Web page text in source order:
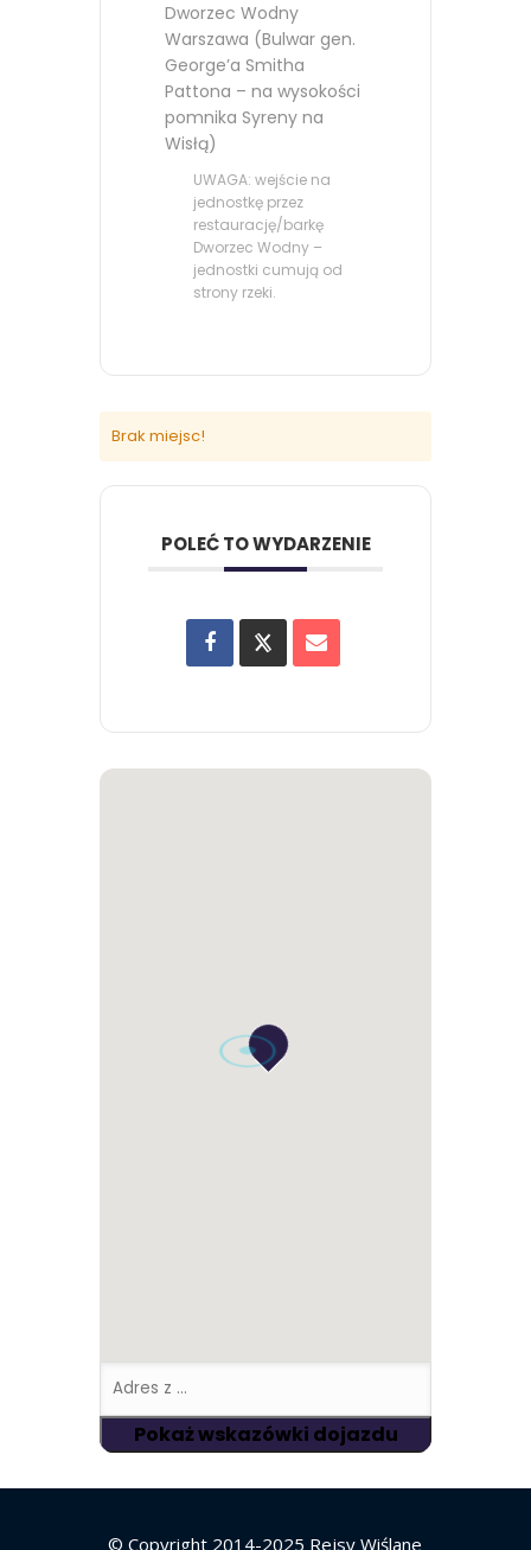
Dworzec Wodny
Warszawa (Bulwar gen.
George’a Smitha
Pattona – na wysokości
pomnika Syreny na
Wisłą)
UWAGA: wejście na
jednostkę przez
restaurację/barkę
Dworzec Wodny –
jednostki cumują od
strony rzeki.
Brak miejsc!
POLEĆ TO WYDARZENIE
© Copyright 2014-2025 Rejsy Wiślane